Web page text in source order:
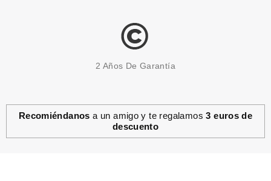
2 Años De Garantía
Recomiéndanos a un amigo y te regalamos3 euros de
descuento